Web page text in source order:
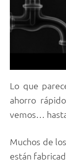
Lo que
ahorro
vemos…
Muchos de
están